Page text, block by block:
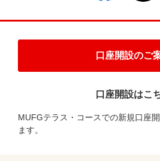
口座開設のご
口座開設はこ
MUFGテラス・コースでの新規口座
ます。